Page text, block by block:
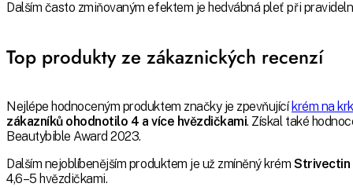
Dalším často zmiňovaným efektem je hedvábná pleť při
Top produkty ze zákaznických recenzí
Nejlépe hodnoceným produktem značky je zpevňující krém na krk
zákazníků ohodnotilo 4 a více hvězdičkami. Získal také
Beautybible Award 2023.
Dalším nejoblíbenějším produktem je už zmíněný krémStrivectin
4,6–5 hvězdičkami.